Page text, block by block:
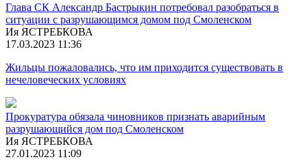
Глава СК Александр Бастрыкин потребовал разобраться в
ситуации с разрушающимся домом под Смоленском
Ия ЯСТРЕБКОВА
17.03.2023 11:36
Жильцы пожаловались, что им приходится существовать в
нечеловеческих условиях
Прокуратура обязала чиновников признать аварийным
разрушающийся дом под Смоленском
Ия ЯСТРЕБКОВА
27.01.2023 11:09